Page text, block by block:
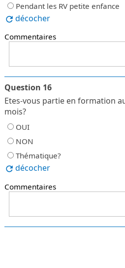
Pendant les RV petite enfance
décocher
Commentaires
Question 16
Etes-vous partie en formation
mois?
OUI
NON
Thématique?
décocher
Commentaires